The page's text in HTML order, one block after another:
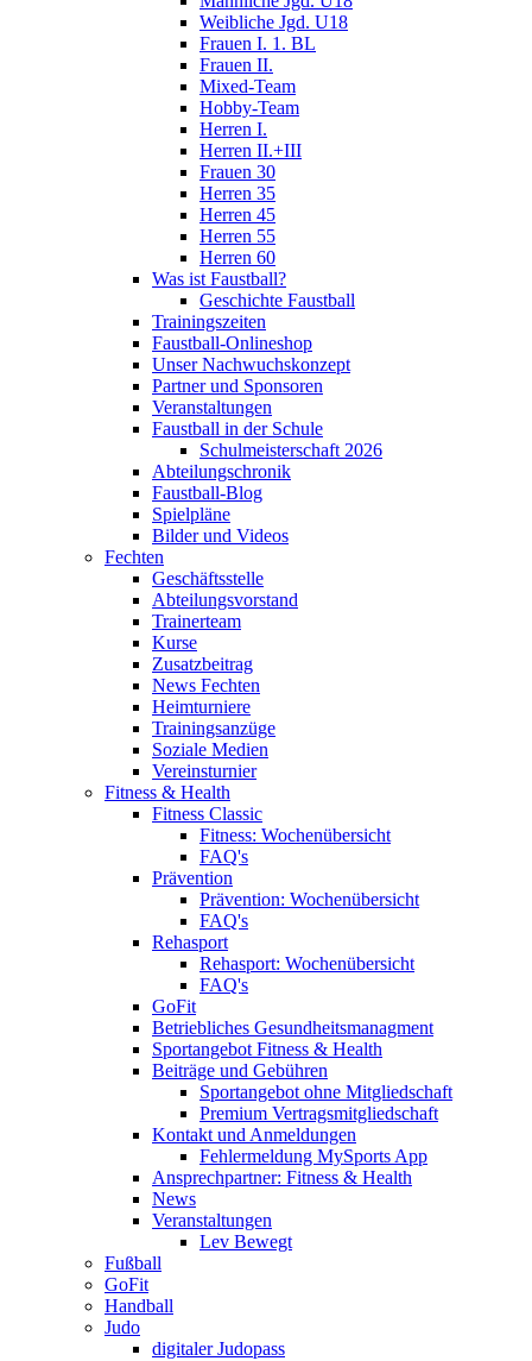
Weibliche Jgd. U18
Frauen I. 1. BL
Frauen II.
Mixed-Team
Hobby-Team
Herren I.
Herren II.+III
Frauen 30
Herren 35
Herren 45
Herren 55
Herren 60
Was ist Faustball?
Geschichte Faustball
Trainingszeiten
Faustball-Onlineshop
Unser Nachwuchskonzept
Partner und Sponsoren
Veranstaltungen
Faustball in der Schule
Schulmeisterschaft 2026
Abteilungschronik
Faustball-Blog
Spielpläne
Bilder und Videos
Fechten
Geschäftsstelle
Abteilungsvorstand
Trainerteam
Kurse
Zusatzbeitrag
News Fechten
Heimturniere
Trainingsanzüge
Soziale Medien
Vereinsturnier
Fitness & Health
Fitness Classic
Fitness: Wochenübersicht
FAQ's
Prävention
Prävention: Wochenübersicht
FAQ's
Rehasport
Rehasport: Wochenübersicht
FAQ's
GoFit
Betriebliches Gesundheitsmanagment
Sportangebot Fitness & Health
Beiträge und Gebühren
Sportangebot ohne Mitgliedschaft
Premium Vertragsmitgliedschaft
Kontakt und Anmeldungen
Fehlermeldung MySports App
Ansprechpartner: Fitness & Health
News
Veranstaltungen
Lev Bewegt
Fußball
GoFit
Handball
Judo
digitaler Judopass